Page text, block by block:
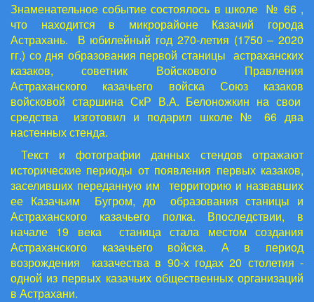
Знаменательное событие состоялось в школе № 66 ,
что находится в микрорайоне Казачий города
Астрахань. В юбилейный год 270-летия (1750 – 2020
гг.) со дня образования первой станицы астраханских
казаков, советник Войскового Правления
Астраханского казачьего войска Союз казаков
войсковой старшина СкР В.А. Белоножкин на свои
средства изготовил и подарил школе № 66 два
настенных стенда.
Текст и фотографии данных стендов отражают
исторические периоды от появления первых казаков,
заселивших переданную им территорию и назвавших
ее Казачьим Бугром, до образования станицы и
Астраханского казачьего полка. Впоследствии, в
начале 19 века станица стала местом создания
Астраханского казачьего войска. А в период
возрождения казачества в 90-х годах 20 столетия -
одной из первых казачьих общественных организаций
в Астрахани.